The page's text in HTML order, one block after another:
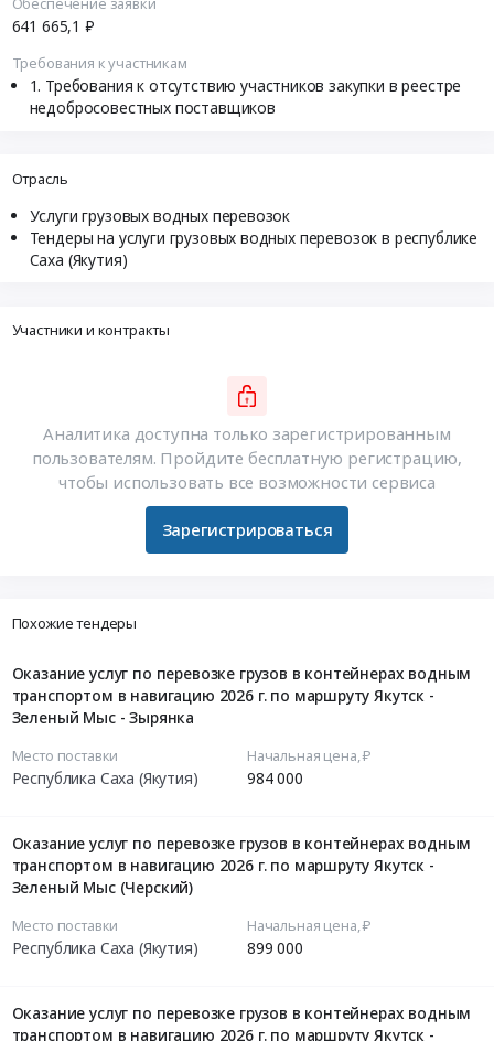
641 665,1 ₽
Требования к участникам
Требования к отсутствию участников закупки в реестре
недобросовестных поставщиков
Отрасль
Услуги грузовых водных перевозок
Тендеры на услуги грузовых водных перевозок в республике
Саха (Якутия)
Участники и контракты
Аналитика доступна только зарегистрированным
пользователям. Пройдите бесплатную регистрацию,
чтобы использовать все возможности сервиса
Зарегистрироваться
Похожие тендеры
Оказание услуг по перевозке грузов в контейнерах водным
транспортом в навигацию 2026 г. по маршруту Якутск -
Зеленый Мыс - Зырянка
Место поставки
Республика Саха (Якутия)
Начальная цена, ₽
984 000
Оказание услуг по перевозке грузов в контейнерах водным
транспортом в навигацию 2026 г. по маршруту Якутск -
Зеленый Мыс (Черский)
Место поставки
Республика Саха (Якутия)
Начальная цена, ₽
899 000
Оказание услуг по перевозке грузов в контейнерах водным
транспортом в навигацию 2026 г. по маршруту Якутск -